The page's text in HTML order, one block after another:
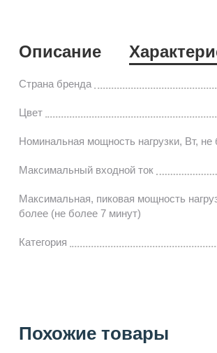
Описание
Страна бренда
Цвет
Номинальная мощность нагрузки, Вт, не
Максимальный входной ток
Максимальная, пиковая мощность
более (не более 7 минут)
Категория
Похожие товары